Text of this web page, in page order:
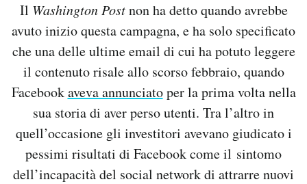
Il Washington Postnon ha detto quando avrebbe
avuto inizio questa campagna, e ha solo specificato
che una delle ultime email di cui ha potuto leggere
il contenuto risale allo scorso febbraio, quando
Facebookaveva annunciatoper la prima volta nella
sua storia di aver perso utenti. Tra l’altro in
quell’occasione gli investitori avevano giudicato i
pessimi risultati di Facebook come il sintomo
dell’incapacità del social network di attrarre nuovi